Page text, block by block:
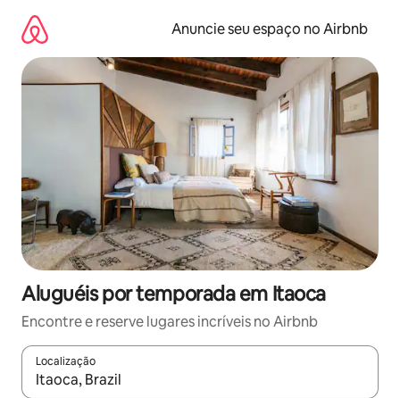
para
conteúdo
Anuncie seu espaço no Airbnb
Aluguéis por temporada em Itaoca
Encontre e reserve lugares incríveis no Airbnb
Localização
Quando os resultados estiverem disponíveis, explore-os